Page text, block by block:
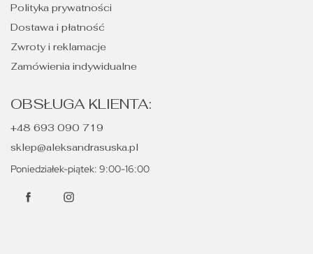
Polityka prywatności
Dostawa i płatność
Zwroty i reklamacje
Zamówienia indywidualne
OBSŁUGA KLIENTA:
+48 693 090 719
sklep@aleksandrasuska.pl
Poniedziałek-piątek: 9:00-16:00